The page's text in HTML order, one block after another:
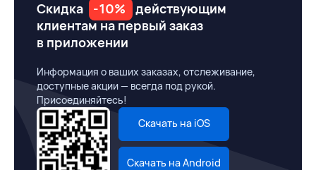
Скидка -10%
действующим
клиентам на первый заказ
в приложении
Информация о ваших заказах, отслеживание,
доступные акции — всегда под рукой.
Присоединяйтесь!
Скачать на iOS
Скачать на Android